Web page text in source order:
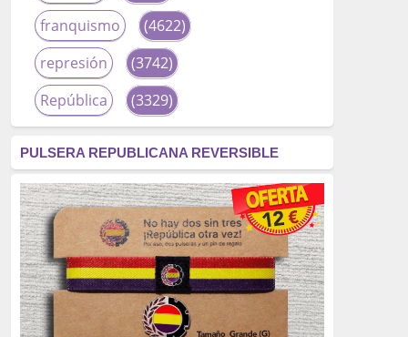
franquismo
(4622)
represión
(3742)
República
(3329)
fascismo
(2677)
tardofranquismo
(2320)
Actualidad
(2319)
monarquía
(2253)
borbones
(2176)
PULSERA REPUBLICANA REVERSIBLE